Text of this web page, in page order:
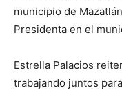
municipio de
Presidenta en el
Estrella Palacios
trabajando juntos